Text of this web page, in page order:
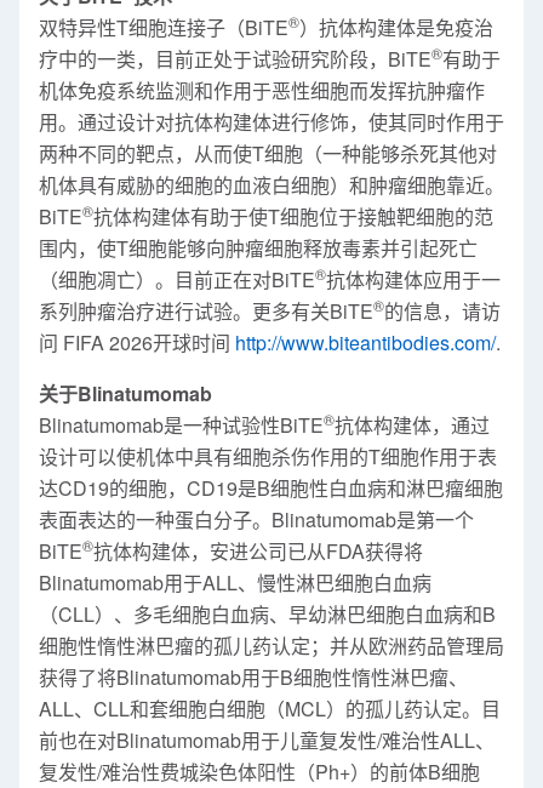
双特异性T细胞连接子（BiTE®）抗体构建体是免疫治
疗中的一类，目前正处于试验研究阶段，BiTE®有助于
机体免疫系统监测和作用于恶性细胞而发挥抗肿瘤作
用。通过设计对抗体构建体进行修饰，使其同时作用于
两种不同的靶点，从而使T细胞（一种能够杀死其他对
机体具有威胁的细胞的血液白细胞）和肿瘤细胞靠近。
BiTE®抗体构建体有助于使T细胞位于接触靶细胞的范
围内，使T细胞能够向肿瘤细胞释放毒素并引起死亡
（细胞凋亡）。目前正在对BiTE®抗体构建体应用于一
系列肿瘤治疗进行试验。更多有关BiTE®的信息，请访
问 FIFA 2026开球时间 http://www.biteantibodies.com/.
关于Blinatumomab
Blinatumomab是一种试验性BiTE®抗体构建体，通过
设计可以使机体中具有细胞杀伤作用的T细胞作用于表
达CD19的细胞，CD19是B细胞性白血病和淋巴瘤细胞
表面表达的一种蛋白分子。Blinatumomab是第一个
BiTE®抗体构建体，安进公司已从FDA获得将
Blinatumomab用于ALL、慢性淋巴细胞白血病
（CLL）、多毛细胞白血病、早幼淋巴细胞白血病和B
细胞性惰性淋巴瘤的孤儿药认定；并从欧洲药品管理局
获得了将Blinatumomab用于B细胞性惰性淋巴瘤、
ALL、CLL和套细胞白细胞（MCL）的孤儿药认定。目
前也在对Blinatumomab用于儿童复发性/难治性ALL、
复发性/难治性费城染色体阳性（Ph+）的前体B细胞